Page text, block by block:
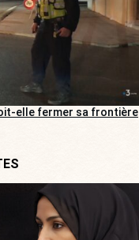
elle fermer sa frontière